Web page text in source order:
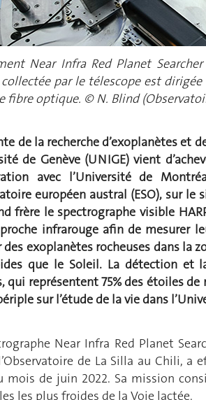
Near Infra Red Planet
par le télescope est
fibre optique. © N. Blind
de la recherche d’exoplanètes et
de Genève (UNIGE) vient
avec l’Université de
européen austral (ESO), sur
frère le spectrographe visible
infrarouge afin de mesurer
des exoplanètes rocheuses dans la
que le Soleil. La détection et
qui représentent 75% des étoiles
sur l’étude de la vie dans
Near Infra Red Planet
l’Observatoire de La Silla au Chili,
mois de juin 2022. Sa mission
les plus froides de la Voie lactée.